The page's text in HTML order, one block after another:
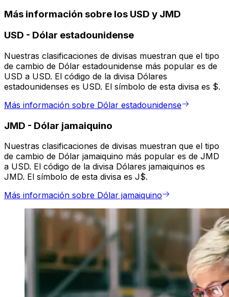
Más información sobre los USD y JMD
USD - Dólar estadounidense
Nuestras clasificaciones de divisas muestran que el tipo
de cambio de Dólar estadounidense más popular es de
USD a USD. El código de la divisa Dólares
estadounidenses es USD. El símbolo de esta divisa es $.
Más información sobre Dólar estadounidense
JMD - Dólar jamaiquino
Nuestras clasificaciones de divisas muestran que el tipo
de cambio de Dólar jamaiquino más popular es de JMD
a USD. El código de la divisa Dólares jamaiquinos es
JMD. El símbolo de esta divisa es J$.
Más información sobre Dólar jamaiquino